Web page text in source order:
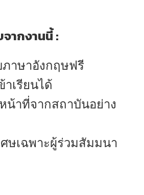
ากงานนี้ :
ภาษาอังกฤษฟรี
าเรียนได้
น้าที่จากสถาบันอย่าง
ษเฉพาะผู้ร่วมสัมมนา